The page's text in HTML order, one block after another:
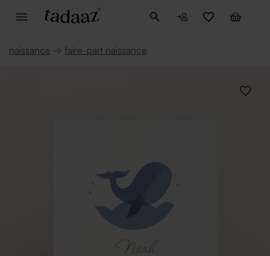
naissance → faire-part naissance